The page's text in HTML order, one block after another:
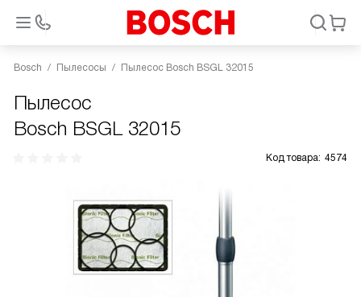
Bosch Пылесосы Пылесос Bosch BSGL 32015
Пылесос
Bosch BSGL 32015
Код товара: 4574